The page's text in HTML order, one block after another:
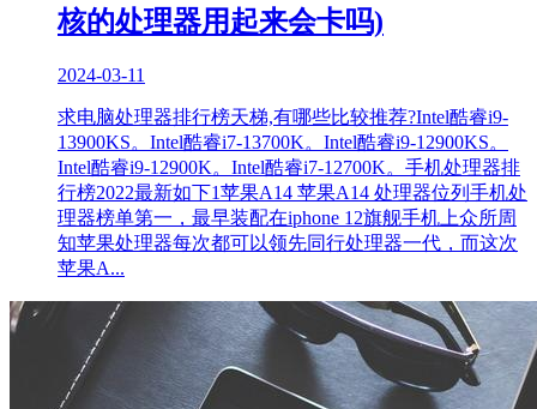
核的处理器用起来会卡吗)
2024-03-11
求电脑处理器排行榜天梯,有哪些比较推荐?Intel酷睿i9-
13900KS。Intel酷睿i7-13700K。Intel酷睿i9-12900KS。
Intel酷睿i9-12900K。Intel酷睿i7-12700K。手机处理器排
行榜2022最新如下1苹果A14 苹果A14 处理器位列手机处
理器榜单第一，最早装配在iphone 12旗舰手机上众所周
知苹果处理器每次都可以领先同行处理器一代，而这次
苹果A...